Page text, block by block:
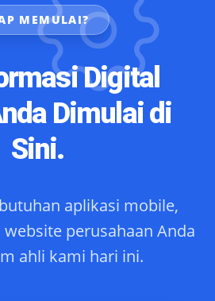
MEMULAI?
Digital
Dimulai di
Sini.
aplikasi mobile,
website perusahaan Anda
ahli kami hari ini.